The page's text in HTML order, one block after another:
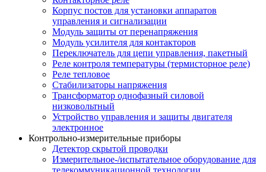
Корпус постов для установки аппаратов
управления и сигнализации
Модуль защиты от перенапряжения
Модуль усилителя для контакторов
Переключатель для цепи управления, пакетный
Реле контроля температуры (термисторное реле)
Реле тепловое
Стабилизаторы напряжения
Трансформатор однофазный силовой
низковольтный
Устройство управления и защиты двигателя
электронное
Контрольно-измерительные приборы
Детектор скрытой проводки
Измерительное-/испытательное оборудование для
телекоммуникационной технологии